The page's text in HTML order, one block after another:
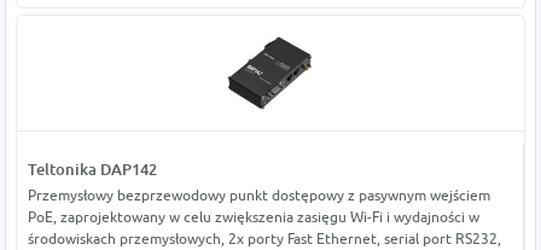
Teltonika DAP142
Przemysłowy bezprzewodowy punkt dostępowy z pasywnym wejściem
PoE, zaprojektowany w celu zwiększenia zasięgu Wi-Fi i wydajności w
środowiskach przemysłowych, 2x porty Fast Ethernet, serial port RS232,